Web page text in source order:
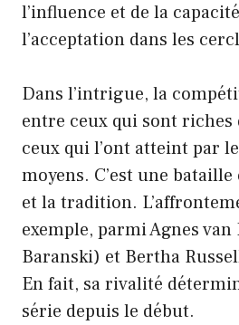
l’influence et de la
l’acceptation dans les
Dans l’intrigue, la
entre ceux qui sont riches
ceux qui l’ont atteint par
moyens. C’est une
et la tradition.
exemple, parmi Agnes
Baranski) et Bertha
En fait, sa rivalité
série depuis le début.